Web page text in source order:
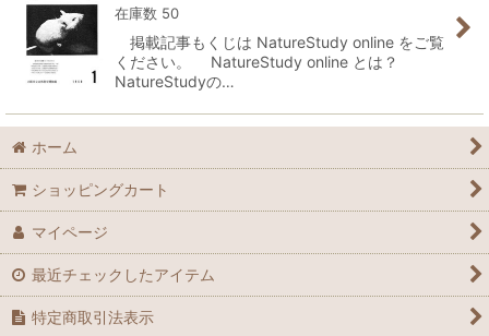
在庫数 50
掲載記事もくじは NatureStudy online をご覧
ください。 NatureStudy online とは？
NatureStudyの…
ホーム
ショッピングカート
マイページ
最近チェックしたアイテム
特定商取引法表示